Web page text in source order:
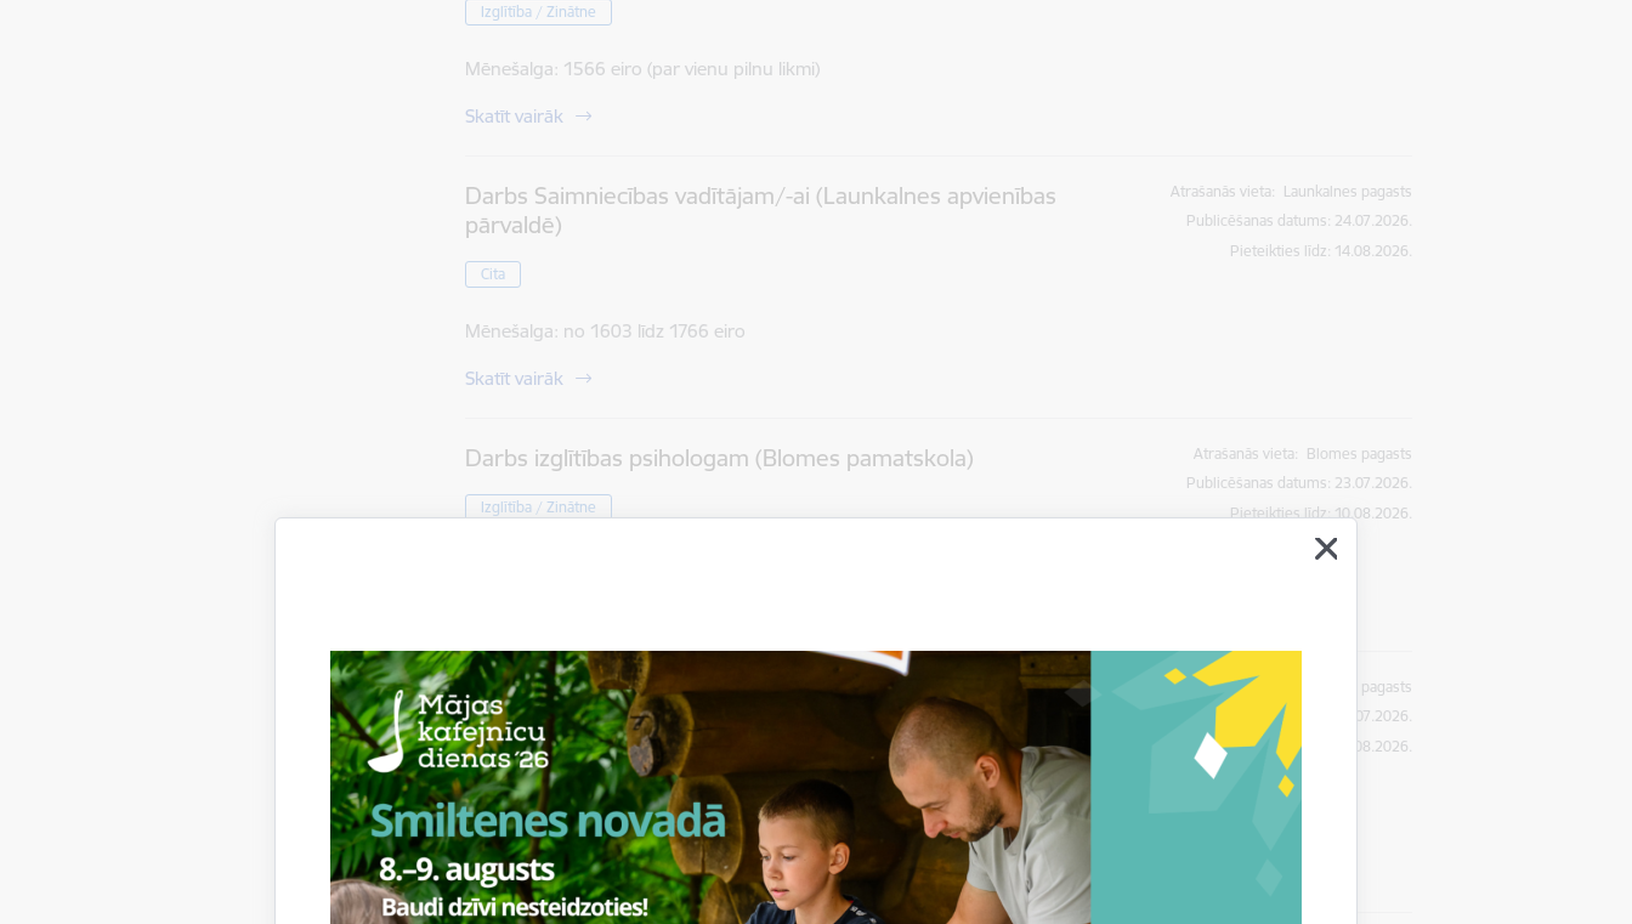
Izglītība / Zinātne
Mēnešalga: 1566 eiro (par vienu pilnu likmi)
Skatīt vairāk
Darbs Saimniecības vadītājam/-ai (Launkalnes apvienības
pārvaldē)
Cita
Mēnešalga: no 1603 līdz 1766 eiro
Skatīt vairāk
Atrašanās vieta: Launkalnes pagasts
Publicēšanas datums: 24.07.2026.
Pieteikties līdz: 14.08.2026.
Darbs izglītības psihologam (Blomes pamatskola)
Izglītība / Zinātne
Atrašanās vieta: Blomes pagasts
Publicēšanas datums: 23.07.2026.
Pieteikties līdz: 10.08.2026.
Darbs vispārējās pamatizglītības angļu valodas skolotājam/
-ai (Blomes pamatskola)
Izglītība / Zinātne
Mēnešalga: 1410 eiro (par vienu likmi)
Skatīt vairāk
Atrašanās vieta:
Blomes pagasts
Publicēšanas datums: 23.07.2026.
Pieteikties līdz
10.08.2026.